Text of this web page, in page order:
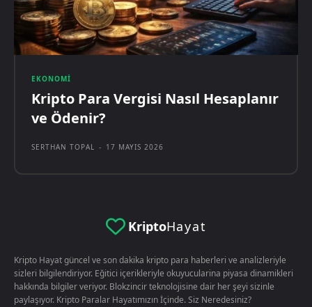
EKONOMI
Kripto Para Vergisi Nasıl Hesaplanır
ve Ödenir?
SERTHAN TOPAL - 17 MAYIS 2026
KriptoHayat
Kripto Hayat güncel ve son dakika kripto para haberleri ve analizleriyle
sizleri bilgilendiriyor. Eğitici içerikleriyle okuyucularina piyasa dinamikleri
hakkında bilgiler veriyor. Blokzincir teknolojisine dair her şeyi sizinle
paylaşıyor. Kripto Paralar Hayatımızın İçinde. Siz Neredesiniz?